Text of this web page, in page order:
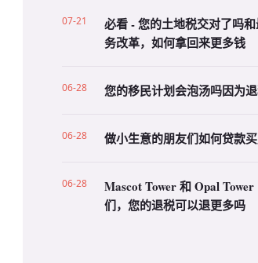
07-21
必看 - 您的土地税交对了吗
务改革，如何拿回来更多钱
06-28 您的移民计划会泡汤吗因为
06-28 做小生意的朋友们如何贷款
06-28
Mascot Tower 和 Opal
们，您的退税可以退更多吗